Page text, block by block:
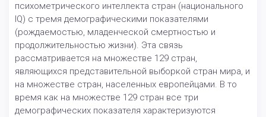
психометрического интеллекта стран (национального
IQ) с тремя демографическими показателями
(рождаемостью, младенческой смертностью и
продолжительностью жизни). Эта связь
рассматривается на множестве 129 стран,
являющихся представительной выборкой стран мира, и
на множестве стран, населенных европейцами. В то
время как на множестве 129 стран все три
демографических показателя характеризуются